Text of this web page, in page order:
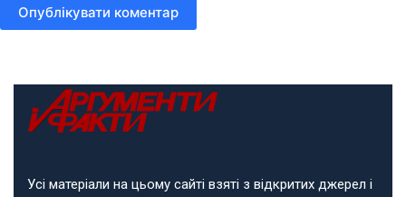
Опублікувати коментар
Усі матеріали на цьому сайті взяті з відкритих джерел і